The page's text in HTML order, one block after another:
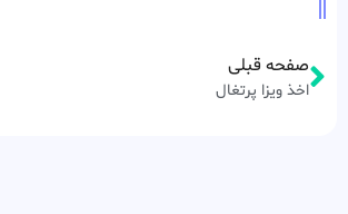
صفحه قبلی
اخذ ویزا پرتغال